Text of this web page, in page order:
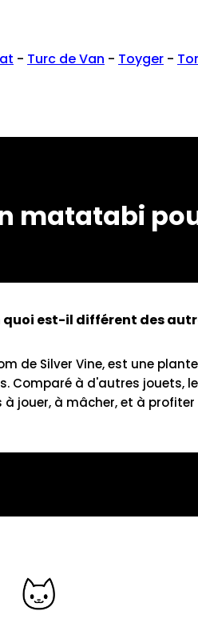
- Turc de Van - Toyger -
matatabi
est-il différent des
de Silver Vine, est une
Comparé à d'autres jouets,
jouer, à mâcher, et à